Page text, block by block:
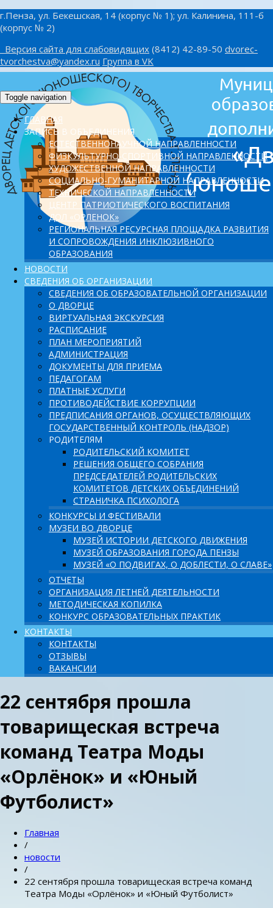
г.Пенза, ул. Бекешская, 14 (корпус № 1); ул. Калинина, 111-б
(корпус № 2)
Версия сайта для слабовидящих (8412) 42-89-50 dvorec-
tvorchestva@yandex.ru Группа в VK
Toggle navigation
ГЛАВНАЯ
ЗАПИСЬ В ОБЪЕДИНЕНИЯ
ЕСТЕСТВЕННОНАУЧНОЙ НАПРАВЛЕННОСТИ
ФИЗКУЛЬТУРНО-СПОРТИВНОЙ НАПРАВЛЕННОСТИ
ХУДОЖЕСТВЕННОЙ НАПРАВЛЕННОСТИ
СОЦИАЛЬНО-ГУМАНИТАРНОЙ НАПРАВЛЕННОСТИ
ТЕХНИЧЕСКОЙ НАПРАВЛЕННОСТИ
ЦЕНТР ПАТРИОТИЧЕСКОГО ВОСПИТАНИЯ
ДОЛ «ОРЛЕНОК»
PЕГИОНАЛЬНАЯ РЕСУРСНАЯ ПЛОЩАДКА РАЗВИТИЯ
И СОПРОВОЖДЕНИЯ ИНКЛЮЗИВНОГО
ОБРАЗОВАНИЯ
НОВОСТИ
СВЕДЕНИЯ ОБ ОРГАНИЗАЦИИ
СВЕДЕНИЯ ОБ ОБРАЗОВАТЕЛЬНОЙ ОРГАНИЗАЦИИ
О ДВОРЦЕ
ВИРТУАЛЬНАЯ ЭКСКУРСИЯ
РАСПИСАНИЕ
ПЛАН МЕРОПРИЯТИЙ
АДМИНИСТРАЦИЯ
ДОКУМЕНТЫ ДЛЯ ПРИЕМА
ПЕДАГОГАМ
ПЛАТНЫЕ УСЛУГИ
ПРОТИВОДЕЙСТВИЕ КОРРУПЦИИ
ПРЕДПИСАНИЯ ОРГАНОВ, ОСУЩЕСТВЛЯЮЩИХ
ГОСУДАРСТВЕННЫЙ КОНТРОЛЬ (НАДЗОР)
РОДИТЕЛЯМ
РОДИТЕЛЬСКИЙ КОМИТЕТ
РЕШЕНИЯ ОБЩЕГО СОБРАНИЯ
ПРЕДСЕДАТЕЛЕЙ РОДИТЕЛЬСКИХ
КОМИТЕТОВ ДЕТСКИХ ОБЪЕДИНЕНИЙ
СТРАНИЧКА ПСИХОЛОГА
КОНКУРСЫ И ФЕСТИВАЛИ
МУЗЕИ ВО ДВОРЦЕ
МУЗЕЙ ИСТОРИИ ДЕТСКОГО ДВИЖЕНИЯ
МУЗЕЙ ОБРАЗОВАНИЯ ГОРОДА ПЕНЗЫ
МУЗЕЙ «О ПОДВИГАХ, О ДОБЛЕСТИ, О СЛАВЕ»
ОТЧЕТЫ
ОРГАНИЗАЦИЯ ЛЕТНЕЙ ДЕЯТЕЛЬНОСТИ
МЕТОДИЧЕСКАЯ КОПИЛКА
КОНКУРС ОБРАЗОВАТЕЛЬНЫХ ПРАКТИК
КОНТАКТЫ
КОНТАКТЫ
ОТЗЫВЫ
ВАКАНСИИ
22 сентября прошла
товарищеская встреча
команд Театра Моды
«Орлёнок» и «Юный
Футболист»
Главная
/
новости
/
22 сентября прошла товарищеская встреча команд
Театра Моды «Орлёнок» и «Юный Футболист»